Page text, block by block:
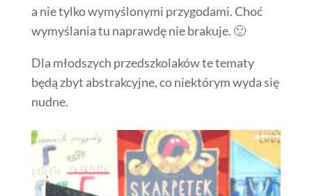
a nie tylko wymyślonymi przygodami. Choć
wymyślania tu naprawdę nie brakuje. 🙂
Dla młodszych przedszkolaków te tematy
będą zbyt abstrakcyjne, co niektórym wyda się
nudne.